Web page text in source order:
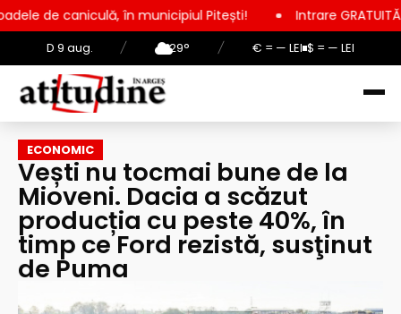
D 9 aug. / 29° / € = — LEI $ = — LEI
în municipiul Pitești! Intrare GRATUITĂ pentru
ECONOMIC
Vești nu tocmai bune de la
Mioveni. Dacia a scăzut
producția cu peste 40%, în
timp ce Ford rezistă, susţinut
de Puma